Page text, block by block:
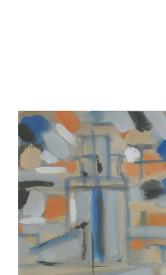
Seiler,
La
Rochelle,
1957